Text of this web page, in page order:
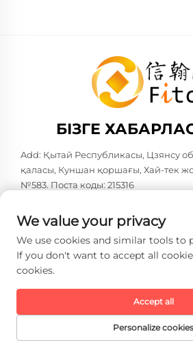
БІЗГЕ
Add: Қытай Республикасы, Цзянсу
қаласы, Куншан қоршағы, Хай-тек
№583. Поста коды: 215316
Электрондық пошта:
[email protected]
Copyright © 2026 Faith-Han Intelligent
саясаты
We value your privacy
We use cookies and similar tools to
If you don't want to accept all
cookies.
Personalize cookies
Accept all